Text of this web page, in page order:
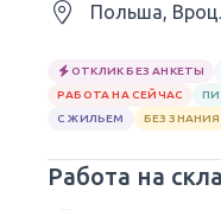
Польша,
ОТКЛИК БЕЗ АНКЕТЫ
РАБОТА НА СЕЙЧАС
С ЖИЛЬЕМ
БЕЗ
Работа на